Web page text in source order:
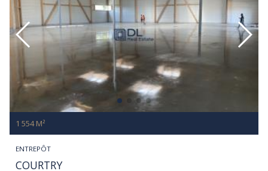
ENTREPÔT
COURTRY
1 554 M²